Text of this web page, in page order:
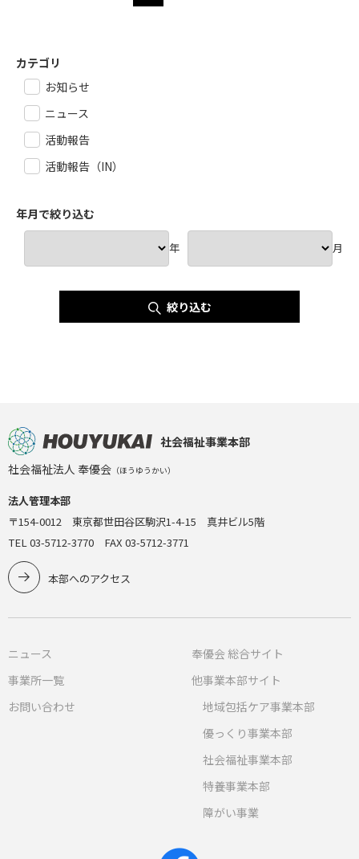
カテゴリ
お知らせ
ニュース
活動報告
活動報告（IN）
年月で絞り込む
年 月
絞り込む
社会福祉事業本部
社会福祉法人 奉優会 （ほうゆうかい）
法人管理本部
〒154-0012 東京都世田谷区駒沢1-4-15 真井ビル5階
TEL 03-5712-3770 FAX 03-5712-3771
本部へのアクセス
ニュース
事業所一覧
お問い合わせ
奉優会 総合サイト
他事業本部サイト
地域包括ケア事業本部
優っくり事業本部
社会福祉事業本部
特養事業本部
障がい事業